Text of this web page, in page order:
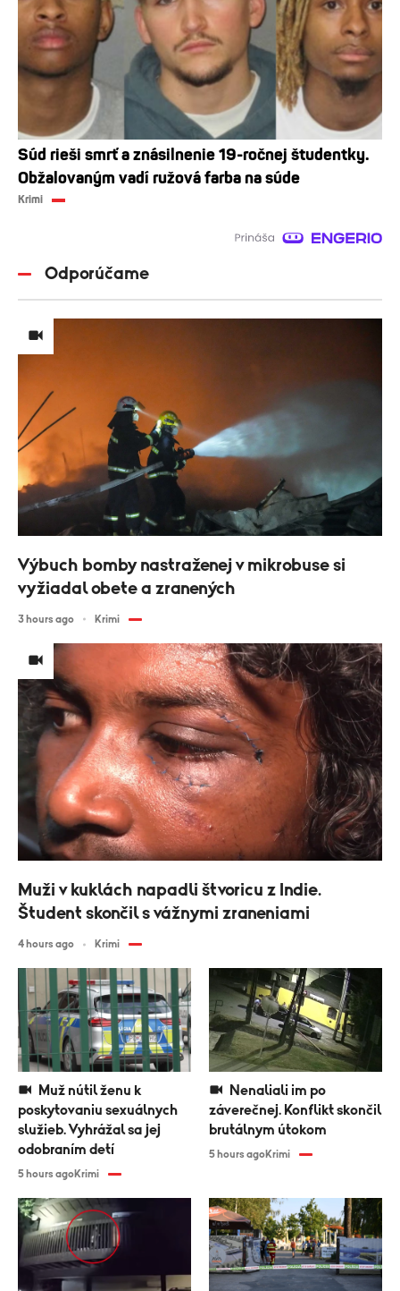
Súd rieši smrť a znásilnenie 19-ročnej študentky.
Obžalovaným vadí ružová farba na súde
Krimi
Odporúčame
Výbuch bomby nastraženej v mikrobuse si
vyžiadal obete a zranených
3 hours ago Krimi
Muži v kuklách napadli štvoricu z Indie.
Študent skončil s vážnymi zraneniami
4 hours ago Krimi
poskytovaniu sexuálnych
služieb. Vyhrážal sa jej
odobraním detí
5 hours agoKrimi
záverečnej. Konflikt skončil
brutálnym útokom
5 hours agoKrimi